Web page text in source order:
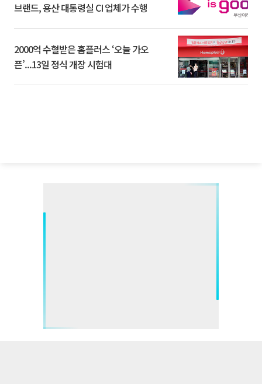
브랜드, 용산 대통령실 CI 업체가 수행
2000억 수혈받은 홈플러스 ‘오늘 가오
픈’...13일 정식 개장 시험대